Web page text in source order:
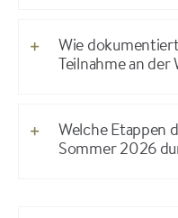
Wie
Teilnahme an
Welche Etappen
Sommer 2026